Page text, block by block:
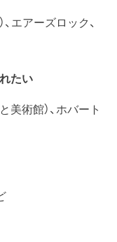
エアーズロック、
たい
術館）、ホバート